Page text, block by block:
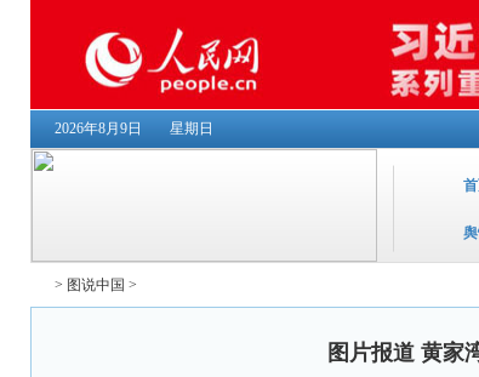
2026年8月9日 星期日
> 图说中国 >
图片报道 黄家